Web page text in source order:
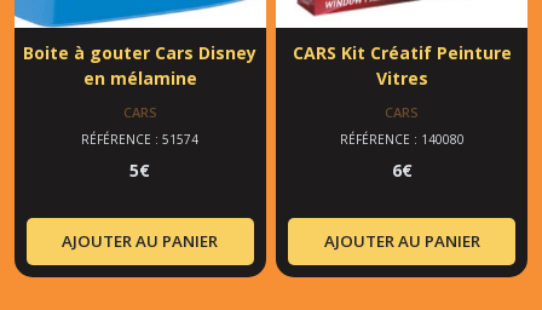
Boite à gouter Cars Disney
en mélamine
CARS
RÉFÉRENCE : 51574
5€
AJOUTER AU PANIER
CARS Kit Créatif Peinture
Vitres
CARS
RÉFÉRENCE : 140080
6€
AJOUTER AU PANIER